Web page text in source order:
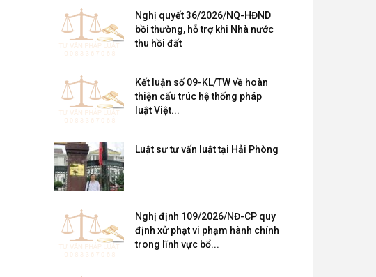
Nghị quyết 36/2026/NQ-HĐND
bồi thường, hỗ trợ khi Nhà nước
thu hồi đất
Kết luận số 09-KL/TW về hoàn
thiện cấu trúc hệ thống pháp
luật Việt...
Luật sư tư vấn luật tại Hải Phòng
Nghị định 109/2026/NĐ-CP quy
định xử phạt vi phạm hành chính
trong lĩnh vực bổ...